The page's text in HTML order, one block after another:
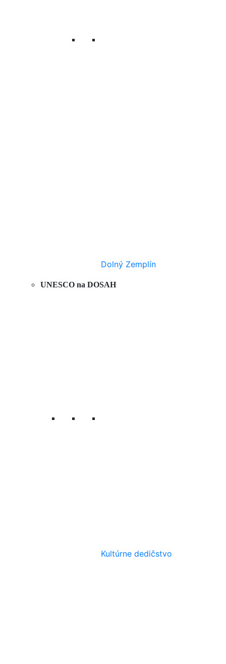
Dolný Zemplín
UNESCO na DOSAH
Kultúrne dedičstvo